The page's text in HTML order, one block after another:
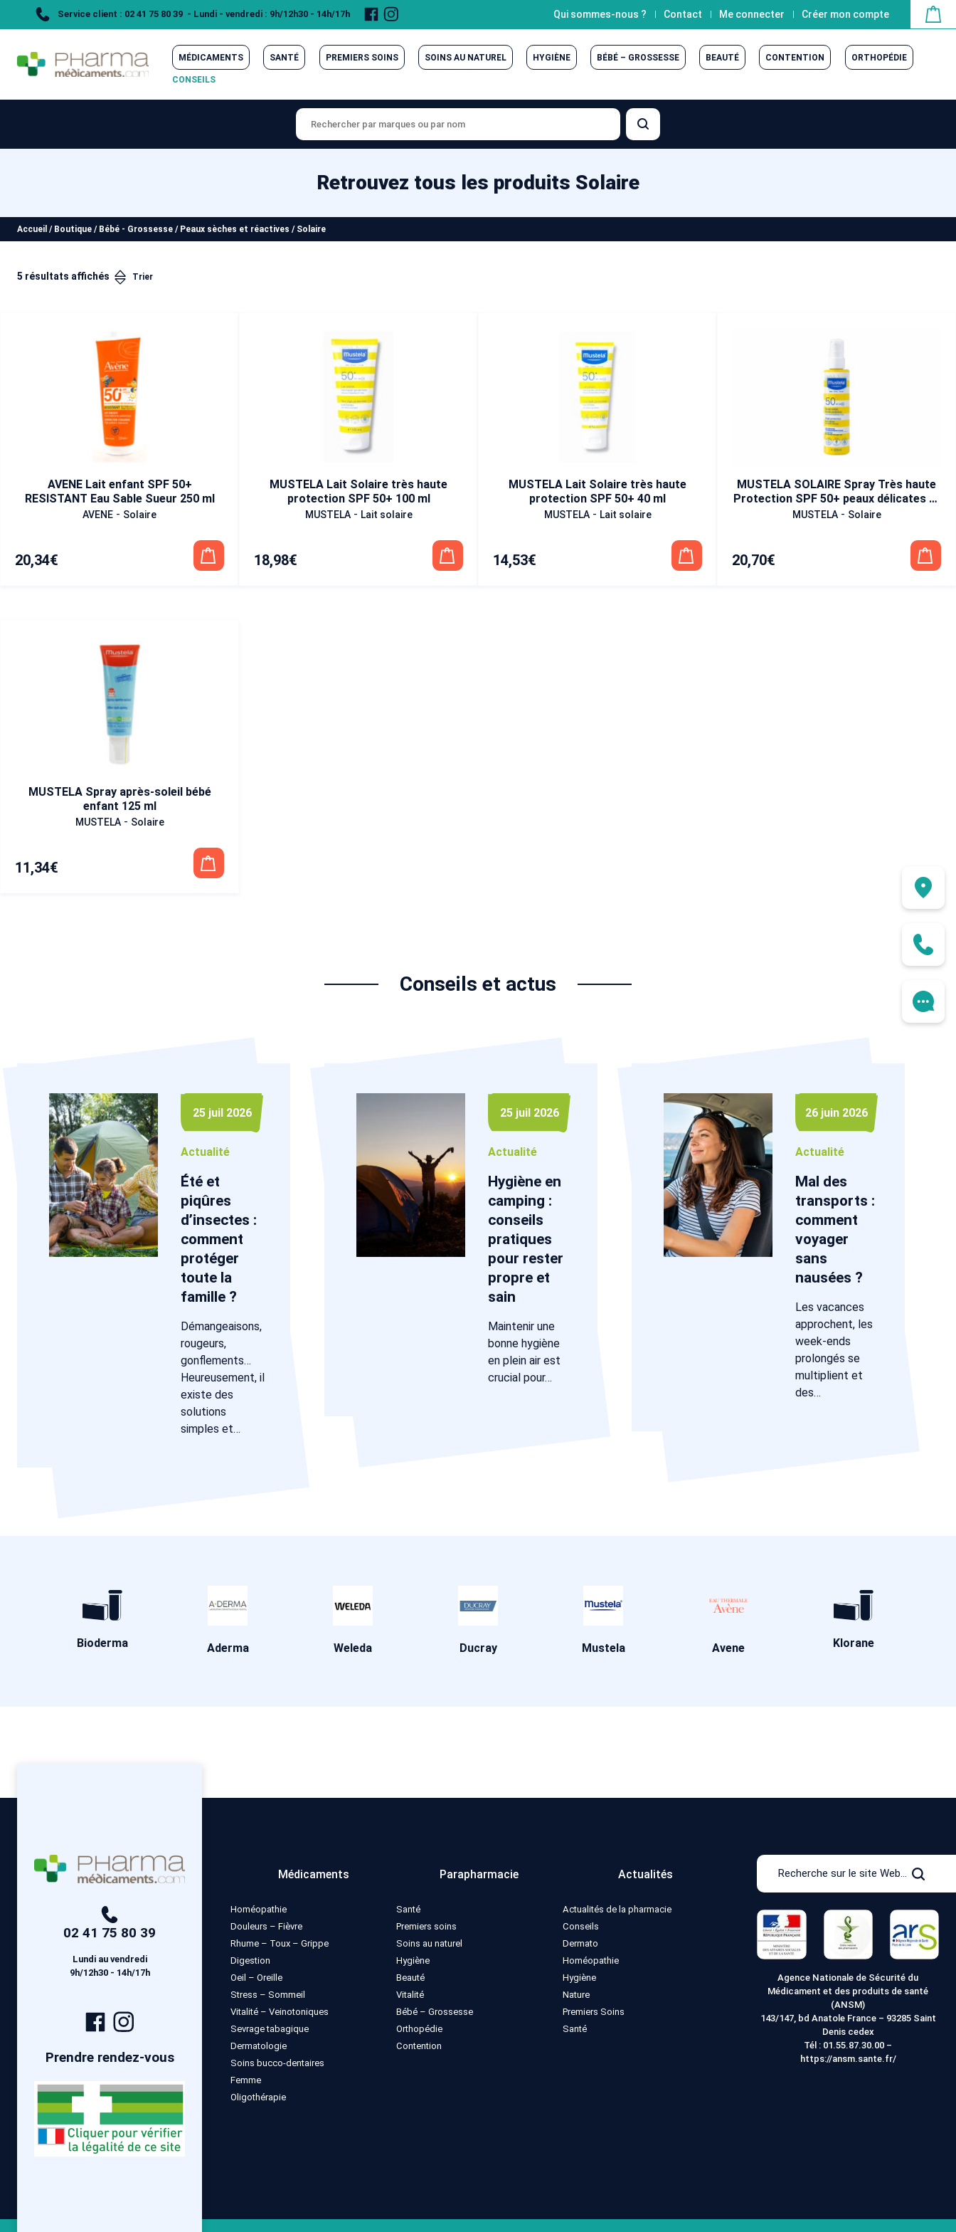
Service client : 02 41 75 80 39 - Lundi - vendredi : 9h/12h30 - 14h/17h
Page
Facebook
Instagram
Qui sommes-nous ? Contact Me connecter Créer mon compte
MÉDICAMENTS SANTÉ PREMIERS SOINS SOINS AU NATUREL HYGIÈNE BÉBÉ – GROSSESSE BEAUTÉ CONTENTION ORTHOPÉDIE
CONSEILS
Retrouvez tous les produits Solaire
Accueil / Boutique / Bébé - Grossesse / Peaux sèches et réactives / Solaire
5 résultats affichés
AVENE Lait enfant SPF 50+
RESISTANT Eau Sable Sueur 250 ml
AVENE - Solaire
20,34€
MUSTELA Lait Solaire très haute
protection SPF 50+ 100 ml
MUSTELA - Lait solaire
18,98€
MUSTELA Lait Solaire très haute
protection SPF 50+ 40 ml
MUSTELA - Lait solaire
14,53€
MUSTELA SOLAIRE Spray Très haute
Protection SPF 50+ peaux délicates et
fragiles 200 ml
MUSTELA - Solaire
20,70€
MUSTELA Spray après-soleil bébé
enfant 125 ml
MUSTELA - Solaire
11,34€
Conseils et actus
25 juil 2026
Actualité
Été et
piqûres
d’insectes :
comment
protéger
toute la
famille ?
Démangeaisons,
rougeurs,
gonflements…
Heureusement, il
existe des
solutions
simples et…
25 juil 2026
Actualité
Hygiène en
camping :
conseils
pratiques
pour rester
propre et
sain
Maintenir une
bonne hygiène
en plein air est
crucial pour…
26 juin 2026
Actualité
Mal des
transports :
comment
voyager
sans
nausées ?
Les vacances
approchent, les
week-ends
prolongés se
multiplient et
des…
Bioderma Aderma Weleda Ducray Mustela Avene Klorane
02 41 75 80 39
Lundi au vendredi
9h/12h30 - 14h/17h
Page
Facebook
Prendre rendez-vous
Médicaments
Homéopathie
Douleurs – Fièvre
Rhume – Toux – Grippe
Digestion
Oeil – Oreille
Stress – Sommeil
Vitalité – Veinotoniques
Sevrage tabagique
Dermatologie
Soins bucco-dentaires
Femme
Oligothérapie
Parapharmacie
Santé
Premiers soins
Soins au naturel
Hygiène
Beauté
Vitalité
Bébé – Grossesse
Orthopédie
Contention
Actualités
Actualités de la pharmacie
Conseils
Dermato
Homéopathie
Hygiène
Nature
Premiers Soins
Santé
Recherche
le
site
Web
Agence Nationale de Sécurité du
Médicament et des produits de santé
(ANSM)
143/147, bd Anatole France – 93285 Saint
Denis cedex
Tél : 01.55.87.30.00 –
https://ansm.sante.fr/